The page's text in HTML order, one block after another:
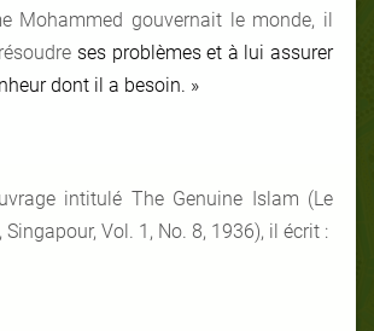
Mohammed gouvernait le monde, il
ses problèmes et à lui assurer
dont il a besoin. »
intitulé The Genuine Islam (Le
Vol. 1, No. 8, 1936), il écrit :